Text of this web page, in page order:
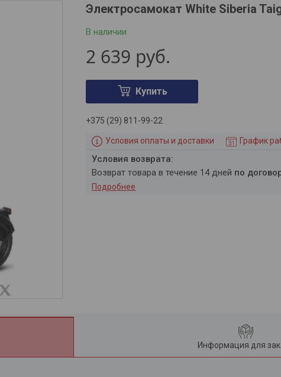
Электросамокат White Siberia
В наличии
2 639 руб.
Купить
+375 (29) 811-99-22
Условия оплаты и доставки График
возврат товара в течение 14 дней по
Подробнее
Информация для